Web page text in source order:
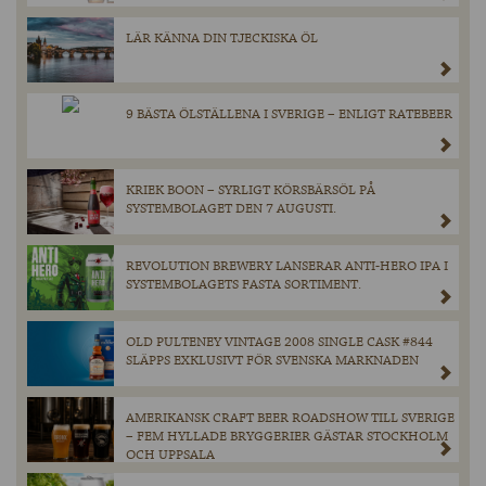
LÄR KÄNNA DIN TJECKISKA ÖL
9 BÄSTA ÖLSTÄLLENA I SVERIGE – ENLIGT RATEBEER
KRIEK BOON – SYRLIGT KÖRSBÄRSÖL PÅ
SYSTEMBOLAGET DEN 7 AUGUSTI.
REVOLUTION BREWERY LANSERAR ANTI-HERO IPA I
SYSTEMBOLAGETS FASTA SORTIMENT.
OLD PULTENEY VINTAGE 2008 SINGLE CASK #844
SLÄPPS EXKLUSIVT FÖR SVENSKA MARKNADEN
AMERIKANSK CRAFT BEER ROADSHOW TILL SVERIGE
– FEM HYLLADE BRYGGERIER GÄSTAR STOCKHOLM
OCH UPPSALA